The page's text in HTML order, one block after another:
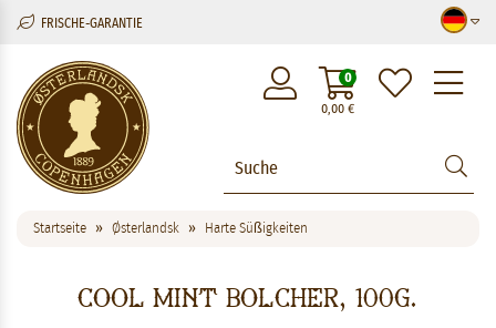
FRISCHE-GARANTIE
0,00€
0
Startseite Østerlandsk Harte Süßigkeiten
Cool Mint Bolcher, 100g.